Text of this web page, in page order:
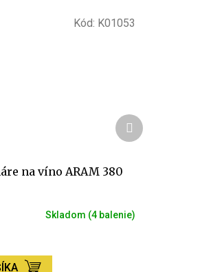
na víno ARAM 380
Skladom (4 balenie)
Kód: K01053
Ďalší
produkt